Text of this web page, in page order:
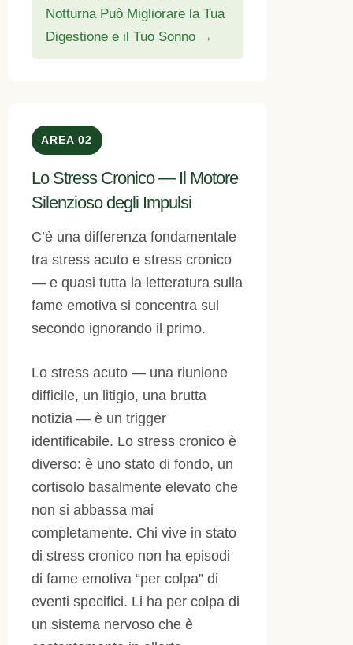
Notturna Può Migliorare la Tua
Digestione e il Tuo Sonno →
AREA 02
Lo Stress Cronico — Il Motore
Silenzioso degli Impulsi
C’è una differenza fondamentale
tra stress acuto e stress cronico
— e quasi tutta la letteratura sulla
fame emotiva si concentra sul
secondo ignorando il primo.
Lo stress acuto — una riunione
difficile, un litigio, una brutta
notizia — è un trigger
identificabile. Lo stress cronico è
diverso: è uno stato di fondo, un
cortisolo basalmente elevato che
non si abbassa mai
completamente. Chi vive in stato
di stress cronico non ha episodi
di fame emotiva “per colpa” di
eventi specifici. Li ha per colpa di
un sistema nervoso che è